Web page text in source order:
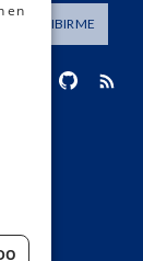
SUSCRIBIRME
en